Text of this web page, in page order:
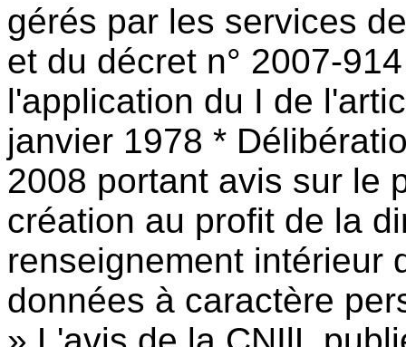
gérés par les services
et du décret n° 2007-
l'application du I de
janvier 1978 *
2008 portant avis sur le
création au profit de la
renseignement intérieur
données à caractère